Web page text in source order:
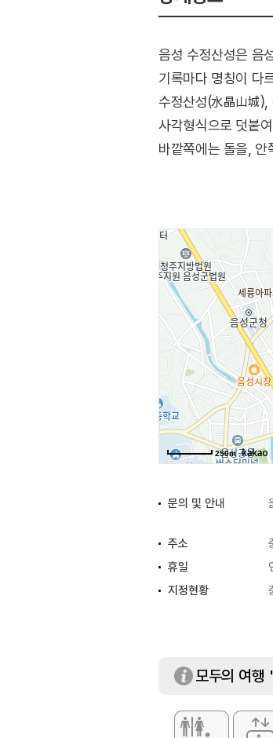
음성 수정산성은 음
기록마다 명칭이 다
수정산성(水晶山城
사각형식으로 덧붙
바깥쪽에는 돌을, 안
축성기법이나 유물
250m
문의 및 안내
주소
휴일
지정현황
모두의 여행